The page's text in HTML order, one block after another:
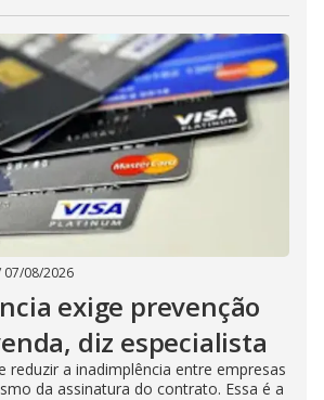
07/08/2026
exige prevenção
diz especialista
reduzir a inadimplência entre empresas
da assinatura do contrato. Essa é a